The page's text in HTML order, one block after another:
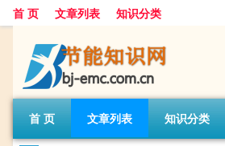
首 页 文章列表 知识分类
首 页 文章列表 知识分类